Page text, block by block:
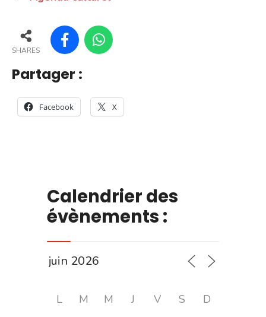
SHARES
Partager :
Facebook X
Calendrier des
évènements :
L M M J V S D